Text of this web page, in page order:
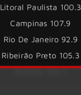
Litoral Paulista 100.3
Campinas 107.9
Rio De Janeiro 92.9
Ribeirão Preto 105.3
Brasília 106.7